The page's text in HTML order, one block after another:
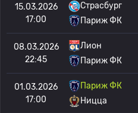
15.03.2026
17:00
Страсбург
Париж ФК
08.03.2026
22:45
Лион
Париж ФК
01.03.2026
17:00
Париж ФК
Ницца